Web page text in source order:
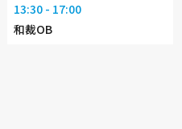
13:30 - 17:00
和裁OB